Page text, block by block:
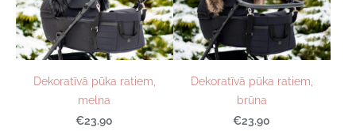
Dekoratīvā pūka ratiem,
melna
€23.90
Dekoratīvā pūka ratiem,
brūna
€23.90